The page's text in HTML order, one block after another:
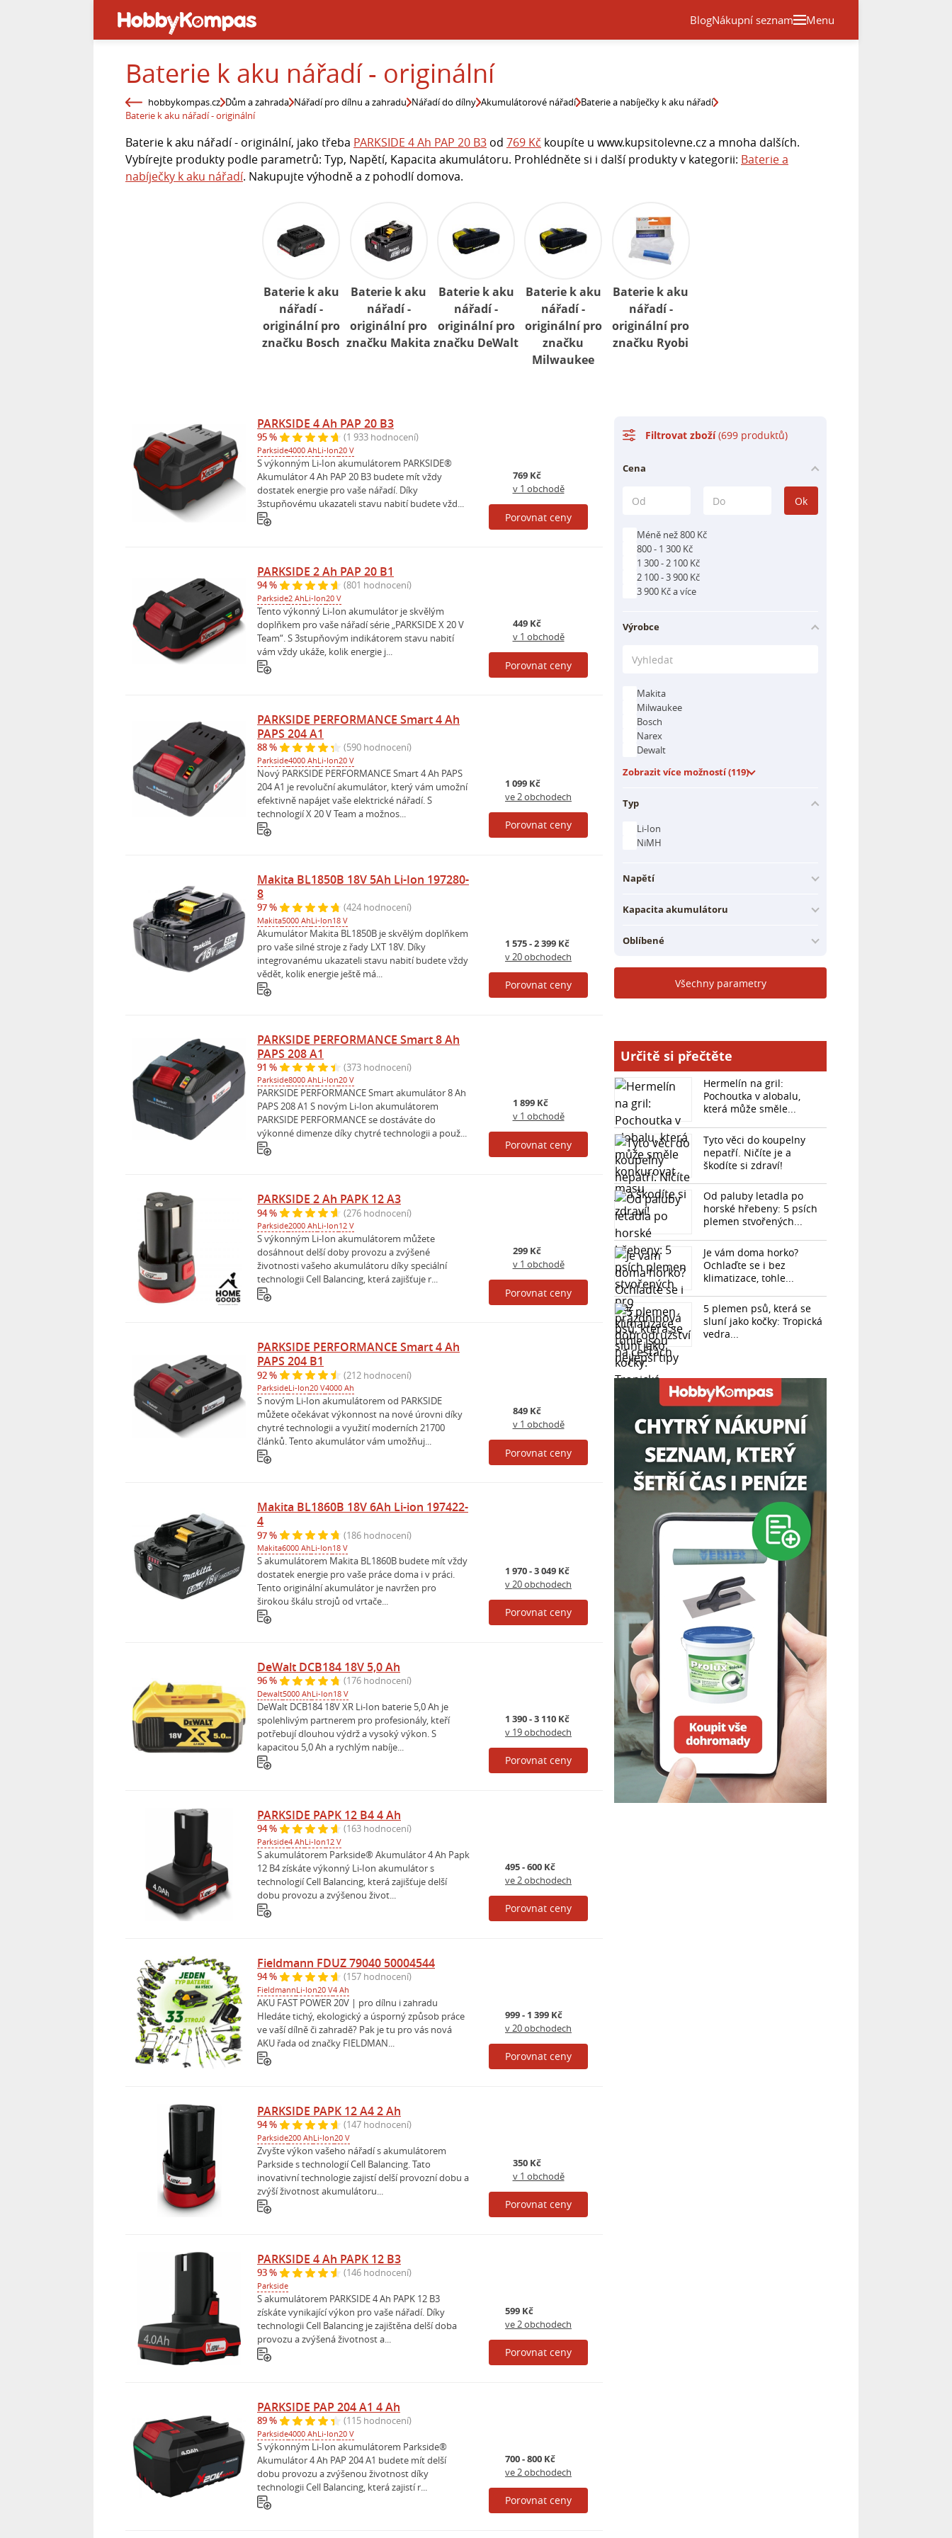
BlogNákupní seznam Menu
Baterie k aku nářadí - originální
hobbykompas.cz Dům a zahrada Nářadí pro dílnu a zahradu Nářadí do dílny Akumulátorové nářadí Baterie a nabíječky k aku nářadí
Baterie k aku nářadí - originální
Baterie k aku nářadí - originální, jako třeba PARKSIDE 4 Ah PAP 20 B3 od 769 Kč koupíte u www.kupsitolevne.cz a mnoha dalších.
Vybírejte produkty podle parametrů: Typ, Napětí, Kapacita akumulátoru. Prohlédněte si i další produkty v kategorii: Baterie a
nabíječky k aku nářadí. Nakupujte výhodně a z pohodlí domova.
Baterie k aku
nářadí -
originální pro
značku Bosch
Baterie k aku
nářadí -
originální pro
značku Makita
Baterie k aku
nářadí -
originální pro
značku DeWalt
Baterie k aku
nářadí -
originální pro
značku
Milwaukee
Baterie k aku
nářadí -
originální pro
značku Ryobi
PARKSIDE 4 Ah PAP 20 B3
95 % (1 933 hodnocení)
Parkside4000 AhLi-Ion20 V
S výkonným Li-Ion akumulátorem PARKSIDE®
Akumulátor 4 Ah PAP 20 B3 budete mít vždy
dostatek energie pro vaše nářadí. Díky
3stupňovému ukazateli stavu nabití budete vžd...
769 Kč
v 1 obchodě
Porovnat ceny
PARKSIDE 2 Ah PAP 20 B1
94 % (801 hodnocení)
Parkside2 AhLi-Ion20 V
Tento výkonný Li-Ion akumulátor je skvělým
doplňkem pro vaše nářadí série „PARKSIDE X 20 V
Team“. S 3stupňovým indikátorem stavu nabití
vám vždy ukáže, kolik energie j...
449 Kč
v 1 obchodě
Porovnat ceny
PARKSIDE PERFORMANCE Smart 4 Ah
PAPS 204 A1
88 % (590 hodnocení)
Parkside4000 AhLi-Ion20 V
Nový PARKSIDE PERFORMANCE Smart 4 Ah PAPS
204 A1 je revoluční akumulátor, který vám umožní
efektivně napájet vaše elektrické nářadí. S
technologií X 20 V Team a možnos...
1 099 Kč
ve 2 obchodech
Porovnat ceny
Makita BL1850B 18V 5Ah Li-Ion 197280-
8
97 % (424 hodnocení)
Makita5000 AhLi-Ion18 V
Akumulátor Makita BL1850B je skvělým doplňkem
pro vaše silné stroje z řady LXT 18V. Díky
integrovanému ukazateli stavu nabití budete vždy
vědět, kolik energie ještě má...
1 575 - 2 399 Kč
v 20 obchodech
Porovnat ceny
PARKSIDE PERFORMANCE Smart 8 Ah
PAPS 208 A1
91 % (373 hodnocení)
Parkside8000 AhLi-Ion20 V
PARKSIDE PERFORMANCE Smart akumulátor 8 Ah
PAPS 208 A1 S novým Li-Ion akumulátorem
PARKSIDE PERFORMANCE se dostáváte do
výkonné dimenze díky chytré technologii a použ...
1 899 Kč
v 1 obchodě
Porovnat ceny
PARKSIDE 2 Ah PAPK 12 A3
94 % (276 hodnocení)
Parkside2000 AhLi-Ion12 V
S výkonným Li-Ion akumulátorem můžete
dosáhnout delší doby provozu a zvýšené
životnosti vašeho akumulátoru díky speciální
technologii Cell Balancing, která zajišťuje r...
299 Kč
v 1 obchodě
Porovnat ceny
PARKSIDE PERFORMANCE Smart 4 Ah
PAPS 204 B1
92 % (212 hodnocení)
ParksideLi-Ion20 V4000 Ah
S novým Li-Ion akumulátorem od PARKSIDE
můžete očekávat výkonnost na nové úrovni díky
chytré technologii a využití moderních 21700
článků. Tento akumulátor vám umožňuj...
849 Kč
v 1 obchodě
Porovnat ceny
Makita BL1860B 18V 6Ah Li-ion 197422-
4
97 % (186 hodnocení)
Makita6000 AhLi-Ion18 V
S akumulátorem Makita BL1860B budete mít vždy
dostatek energie pro vaše práce doma i v práci.
Tento originální akumulátor je navržen pro
širokou škálu strojů od vrtače...
1 970 - 3 049 Kč
v 20 obchodech
Porovnat ceny
DeWalt DCB184 18V 5,0 Ah
96 % (176 hodnocení)
Dewalt5000 AhLi-Ion18 V
DeWalt DCB184 18V XR Li-Ion baterie 5,0 Ah je
spolehlivým partnerem pro profesionály, kteří
potřebují dlouhou výdrž a vysoký výkon. S
kapacitou 5,0 Ah a rychlým nabíje...
1 390 - 3 110 Kč
v 19 obchodech
Porovnat ceny
PARKSIDE PAPK 12 B4 4 Ah
94 % (163 hodnocení)
Parkside4 AhLi-Ion12 V
S akumulátorem Parkside® Akumulátor 4 Ah Papk
12 B4 získáte výkonný Li-Ion akumulátor s
technologií Cell Balancing, která zajišťuje delší
dobu provozu a zvýšenou život...
495 - 600 Kč
ve 2 obchodech
Porovnat ceny
Fieldmann FDUZ 79040 50004544
94 % (157 hodnocení)
FieldmannLi-Ion20 V4 Ah
AKU FAST POWER 20V | pro dílnu i zahradu
Hledáte tichý, ekologický a úsporný způsob práce
ve vaší dílně či zahradě? Pak je tu pro vás nová
AKU řada od značky FIELDMAN...
999 - 1 399 Kč
v 20 obchodech
Porovnat ceny
PARKSIDE PAPK 12 A4 2 Ah
94 % (147 hodnocení)
Parkside200 AhLi-Ion20 V
Zvyšte výkon vašeho nářadí s akumulátorem
Parkside s technologií Cell Balancing. Tato
inovativní technologie zajistí delší provozní dobu a
zvýší životnost akumulátoru...
350 Kč
v 1 obchodě
Porovnat ceny
PARKSIDE 4 Ah PAPK 12 B3
93 % (146 hodnocení)
Parkside
S akumulátorem PARKSIDE 4 Ah PAPK 12 B3
získáte vynikající výkon pro vaše nářadí. Díky
technologii Cell Balancing je zajištěna delší doba
provozu a zvýšená životnost a...
599 Kč
ve 2 obchodech
Porovnat ceny
PARKSIDE PAP 204 A1 4 Ah
89 % (115 hodnocení)
Parkside4000 AhLi-Ion20 V
S výkonným Li-Ion akumulátorem Parkside®
Akumulátor 4 Ah PAP 204 A1 budete mít delší
dobu provozu a zvýšenou životnost díky
technologii Cell Balancing, která zajistí r...
700 - 800 Kč
ve 2 obchodech
Porovnat ceny
Filtrovat zboží (699 produktů)
Cena
Ok
Méně než 800 Kč
800 - 1 300 Kč
1 300 - 2 100 Kč
2 100 - 3 900 Kč
3 900 Kč a více
Výrobce
Makita
Milwaukee
Bosch
Narex
Dewalt
Zobrazit více možností (119)
Typ
Li-Ion
NiMH
Napětí
Kapacita akumulátoru
Oblíbené
Všechny parametry
Určitě si přečtěte
Hermelín na gril:
Pochoutka v alobalu,
která může směle...
Tyto věci do koupelny
nepatří. Ničíte je a
škodíte si zdraví!
Od paluby letadla po
horské hřebeny: 5 psích
plemen stvořených...
Je vám doma horko?
Ochlaďte se i bez
klimatizace, tohle...
5 plemen psů, která se
sluní jako kočky: Tropická
vedra...